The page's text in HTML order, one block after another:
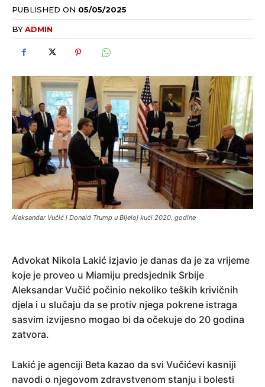
PUBLISHED ON 05/05/2025
BYADMIN
Aleksandar Vučić i Donald Trump u Bijeloj kući 2020. godine
Advokat Nikola Lakić izjavio je danas da je za vrijeme
koje je proveo u Miamiju predsjednik Srbije
Aleksandar Vučić počinio nekoliko teških krivičnih
djela i u slučaju da se protiv njega pokrene istraga
sasvim izvijesno mogao bi da očekuje do 20 godina
zatvora.
Lakić je agenciji Beta kazao da svi Vučićevi kasniji
navodi o njegovom zdravstvenom stanju i bolesti